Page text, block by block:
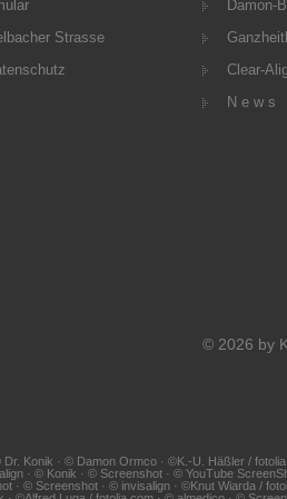
Strasse
Damon-
Clear-
N e w s
© 2026 by
Konik · © Damon Ormco · ©K.-U. Häßler /
· © Konik · © Screenshot · © YouTube
· © Screenshot · © invisalign · ©Knut Wiarda /